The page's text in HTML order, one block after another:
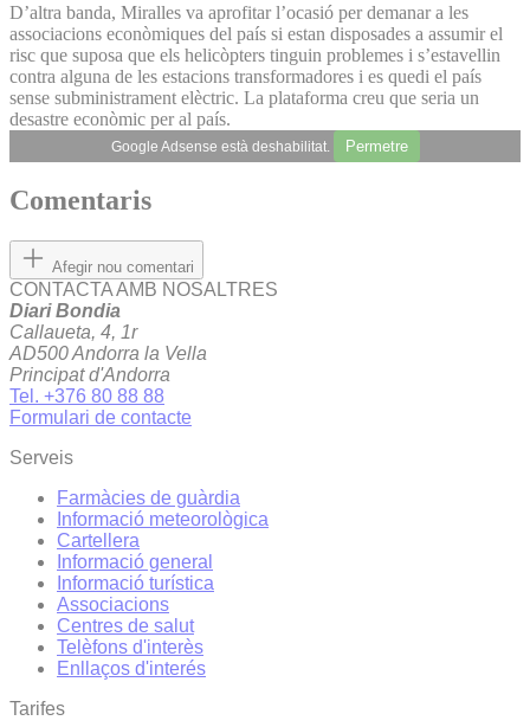
D’altra banda, Miralles va aprofitar l’ocasió per demanar a les
associacions econòmiques del país si estan disposades a assumir el
risc que suposa que els helicòpters tinguin problemes i s’estavellin
contra alguna de les estacions transformadores i es quedi el país
sense subministrament elèctric. La plataforma creu que seria un
desastre econòmic per al país.
Google Adsense està deshabilitat. Permetre
Comentaris
Afegir nou comentari
CONTACTA AMB NOSALTRES
Diari Bondia
Callaueta, 4, 1r
AD500 Andorra la Vella
Principat d'Andorra
Tel. +376 80 88 88
Formulari de contacte
Serveis
Farmàcies de guàrdia
Informació meteorològica
Cartellera
Informació general
Informació turística
Associacions
Centres de salut
Telèfons d'interès
Enllaços d'interés
Tarifes